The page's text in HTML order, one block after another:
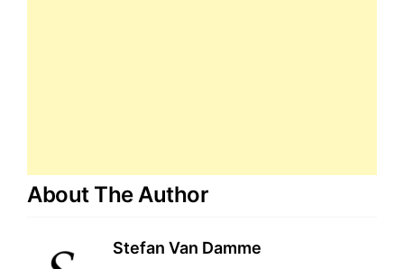
About The Author
Stefan Van Damme